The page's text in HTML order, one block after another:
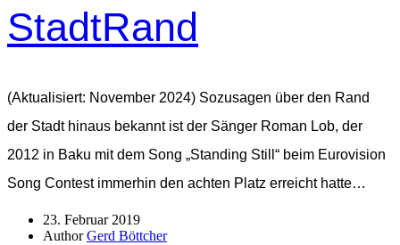
StadtRand
(Aktualisiert: November 2024) Sozusagen über den Rand
der Stadt hinaus bekannt ist der Sänger Roman Lob, der
2012 in Baku mit dem Song „Standing Still“ beim Eurovision
Song Contest immerhin den achten Platz erreicht hatte…
23. Februar 2019
AuthorGerd Böttcher